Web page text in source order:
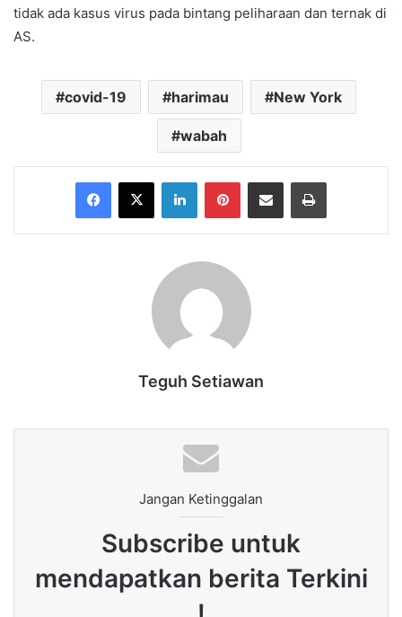
tidak ada kasus virus pada bintang peliharaan dan ternak di
AS.
covid-19 harimau New York
wabah
Facebook
X LinkedInPinterestShare via Email Print
Teguh Setiawan
Jangan Ketinggalan
Subscribe untuk
mendapatkan berita Terkini